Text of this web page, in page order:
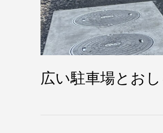
広い駐車場とお